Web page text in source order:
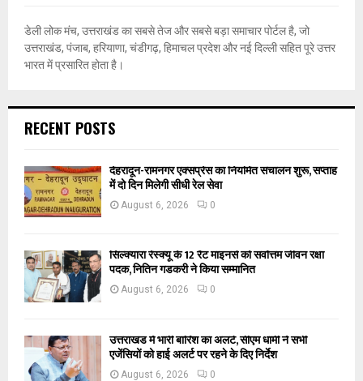
डेली लोक मंच, उत्तराखंड का सबसे तेज और सबसे बड़ा समाचार पोर्टल है, जो
उत्तराखंड, पंजाब, हरियाणा, चंडीगढ़, हिमाचल प्रदेश और नई दिल्ली सहित पूरे उत्तर
भारत में प्रसारित होता है।
RECENT POSTS
देहरादून-रामनगर एक्सप्रेस का नियमित संचालन शुरू, सप्ताह
में दो दिन मिलेगी सीधी रेल सेवा
August 6, 2026 0
सिल्क्यारा रेस्क्यू के 12 रैट माइनर्स को सर्वोत्तम जीवन रक्षा
पदक, नितिन गडकरी ने किया सम्मानित
August 6, 2026 0
उत्तराखंड में भारी बारिश का अलर्ट, सीएम धामी ने सभी
एजेंसियों को हाई अलर्ट पर रहने के दिए निर्देश
August 6, 2026 0